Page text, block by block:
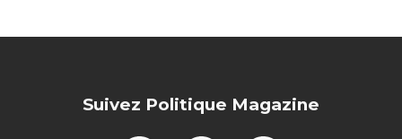
Suivez Politique Magazine